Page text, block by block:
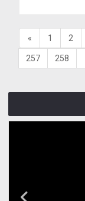
« 1 2
257 258